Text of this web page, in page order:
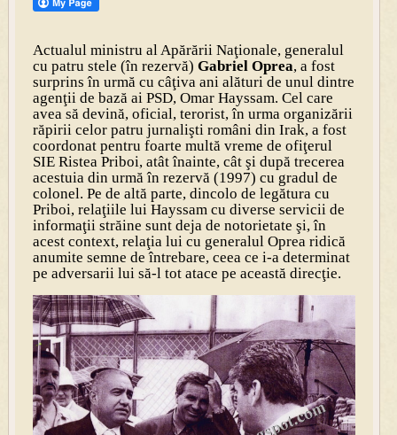
Actualul ministru al Apărării Naţionale, generalul
cu patru stele (în rezervă) Gabriel Oprea, a fost
surprins în urmă cu câţiva ani alături de unul dintre
agenţii de bază ai PSD, Omar Hayssam. Cel care
avea să devină, oficial, terorist, în urma organizării
răpirii celor patru jurnalişti români din Irak, a fost
coordonat pentru foarte multă vreme de ofiţerul
SIE Ristea Priboi, atât înainte, cât şi după trecerea
acestuia din urmă în rezervă (1997) cu gradul de
colonel. Pe de altă parte, dincolo de legătura cu
Priboi, relaţiile lui Hayssam cu diverse servicii de
informaţii străine sunt deja de notorietate şi, în
acest context, relaţia lui cu generalul Oprea ridică
anumite semne de întrebare, ceea ce i-a determinat
pe adversarii lui să-l tot atace pe această direcţie.